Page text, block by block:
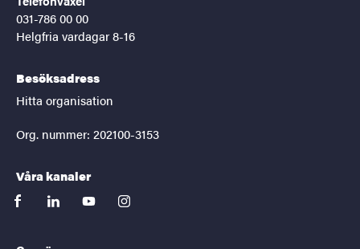
031-786 00 00
Helgfria vardagar 8-16
Besöksadress
Hitta organisation
Org. nummer: 202100-3153
Våra kanaler
facebooklinkedinyoutubeinstagram